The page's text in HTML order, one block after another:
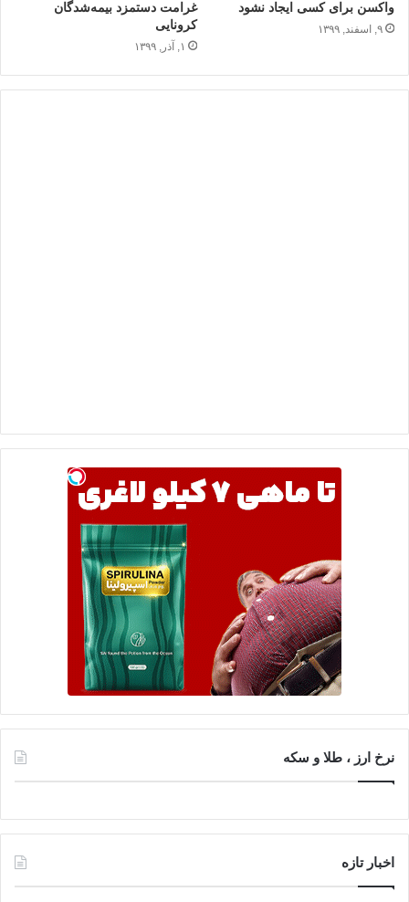
واکسن برای کسی ایجاد نشود
۹, اسفند, ۱۳۹۹
غرامت دستمزد بیمه‌شدگان
کرونایی
۱, آذر, ۱۳۹۹
نرخ ارز ، طلا و سکه
اخبار تازه